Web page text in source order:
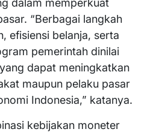
“Berbagai langkah
efisiensi belanja, serta
pemerintah dinilai
dapat meningkatkan
maupun pelaku pasar
Indonesia,” katanya.
kebijakan moneter